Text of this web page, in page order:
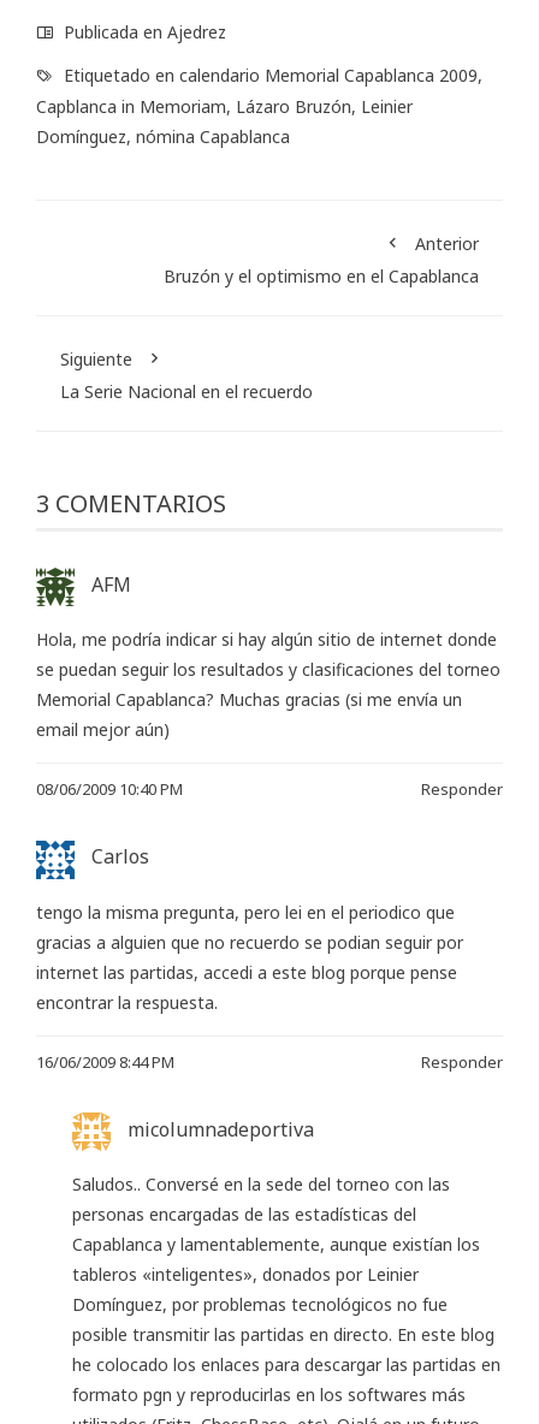
Publicada en Ajedrez
Etiquetado en calendario Memorial Capablanca 2009,
Capblanca in Memoriam, Lázaro Bruzón, Leinier
Domínguez, nómina Capablanca
Anterior
Bruzón y el optimismo en el Capablanca
Siguiente
La Serie Nacional en el recuerdo
3 COMENTARIOS
AFM
Hola, me podría indicar si hay algún sitio de internet donde
se puedan seguir los resultados y clasificaciones del torneo
Memorial Capablanca? Muchas gracias (si me envía un
email mejor aún)
08/06/2009 10:40 PM Responder
Carlos
tengo la misma pregunta, pero lei en el periodico que
gracias a alguien que no recuerdo se podian seguir por
internet las partidas, accedi a este blog porque pense
encontrar la respuesta.
16/06/2009 8:44 PM Responder
micolumnadeportiva
Saludos.. Conversé en la sede del torneo con las
personas encargadas de las estadísticas del
Capablanca y lamentablemente, aunque existían los
tableros «inteligentes», donados por Leinier
Domínguez, por problemas tecnológicos no fue
posible transmitir las partidas en directo. En este blog
he colocado los enlaces para descargar las partidas en
formato pgn y reproducirlas en los softwares más